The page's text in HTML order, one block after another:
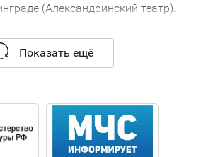
(Александринский театр).
Трофимов «Вишневый сад»
осень» А.Свирина,
в труппе Центрального
(ныне – Театр Российской
Показать ещё